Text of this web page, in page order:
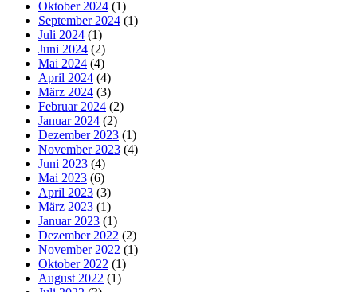
Oktober 2024 (1)
September 2024 (1)
Juli 2024 (1)
Juni 2024 (2)
Mai 2024 (4)
April 2024 (4)
März 2024 (3)
Februar 2024 (2)
Januar 2024 (2)
Dezember 2023 (1)
November 2023 (4)
Juni 2023 (4)
Mai 2023 (6)
April 2023 (3)
März 2023 (1)
Januar 2023 (1)
Dezember 2022 (2)
November 2022 (1)
Oktober 2022 (1)
August 2022 (1)